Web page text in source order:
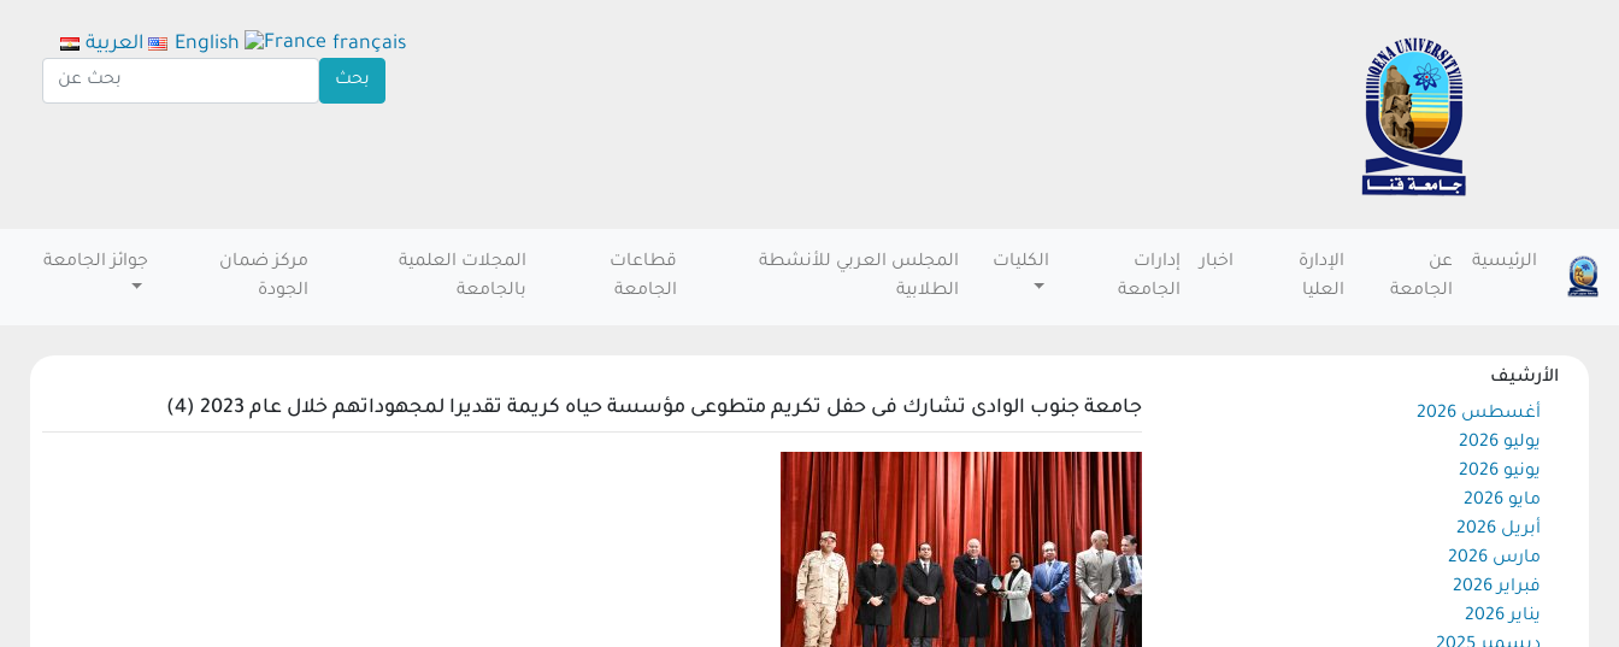
الرئيسية
عن
الجامعة
الإدارة
العليا
اخبار
إدارات
الجامعة
الكليات
المجلس العربي للأنشطة
الطلابية
قطاعات
الجامعة
المجلات العلمية
بالجامعة
مركز ضمان
الجودة
جوائز الجامعة
الأرشيف
أغسطس 2026
يوليو 2026
يونيو 2026
مايو 2026
أبريل 2026
مارس 2026
فبراير 2026
يناير 2026
جامعة جنوب الوادى تشارك فى حفل تكريم متطوعى مؤسسة حياه كريمة تقديرا لمجهوداتهم خلال عام 2023 (4)
العربية English français